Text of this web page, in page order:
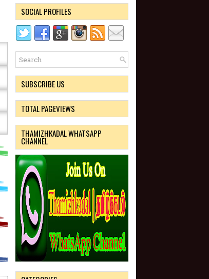
SOCIAL PROFILES
SUBSCRIBE US
TOTAL PAGEVIEWS
THAMIZHKADAL WHATSAPP
CHANNEL